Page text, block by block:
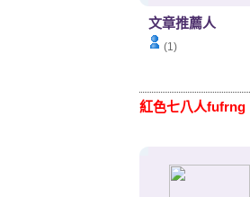
文章推薦人
(1)
紅色七八人fufrng